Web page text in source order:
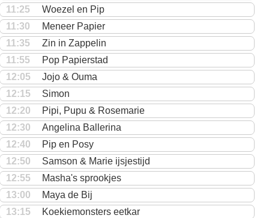
11:25
Woezel en Pip
11:30
Meneer Papier
11:35
Zin in Zappelin
11:55
Pop Papierstad
12:05
Jojo & Ouma
12:15
Simon
12:20
Pipi, Pupu & Rosemarie
12:30
Angelina Ballerina
12:40
Pip en Posy
12:50
Samson & Marie ijsjestijd
12:55
Masha's sprookjes
13:00
Maya de Bij
13:15
Koekiemonsters eetkar